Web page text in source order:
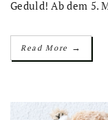
Geduld! Ab dem 5.
Read More →